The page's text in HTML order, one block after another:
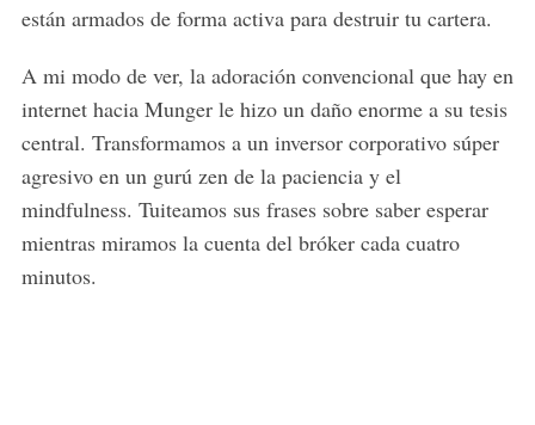
están armados de forma activa para destruir tu cartera.
A mi modo de ver, la adoración convencional que hay en
internet hacia Munger le hizo un daño enorme a su tesis
central. Transformamos a un inversor corporativo súper
agresivo en un gurú zen de la paciencia y el
mindfulness. Tuiteamos sus frases sobre saber esperar
mientras miramos la cuenta del bróker cada cuatro
minutos.